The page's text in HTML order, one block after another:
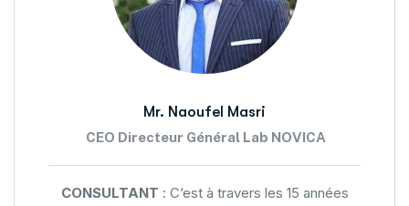
Mr. Naoufel Masri
CEO Directeur Général Lab NOVICA
CONSULTANT : C’est à travers les 15 années